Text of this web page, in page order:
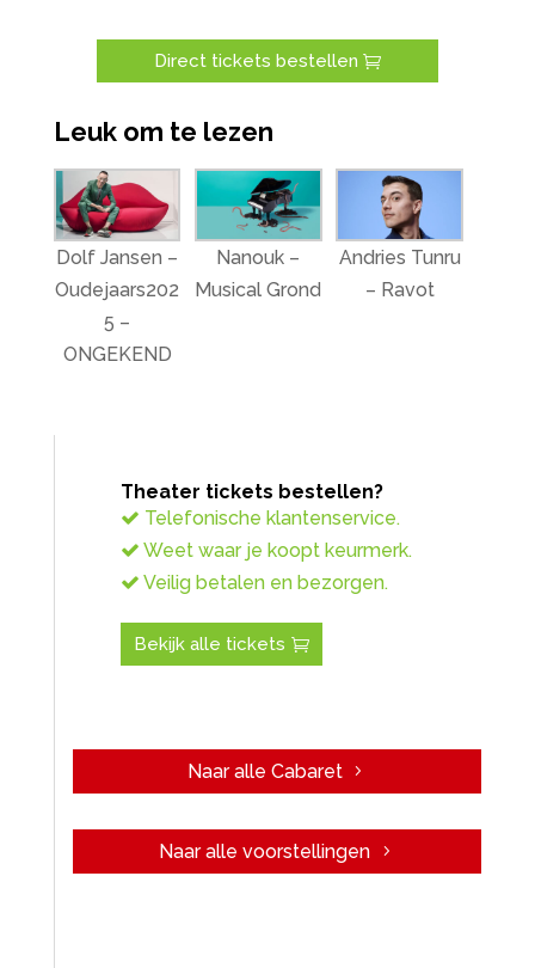
Direct tickets bestellen
Leuk om te lezen
Dolf Jansen –
Oudejaars202
5 –
ONGEKEND
Nanouk –
Musical Grond
Andries Tunru
– Ravot
Theater tickets bestellen?
Telefonische klantenservice.
Weet waar je koopt keurmerk.
Veilig betalen en bezorgen.
Bekijk alle tickets
Naar alle Cabaret
Naar alle voorstellingen